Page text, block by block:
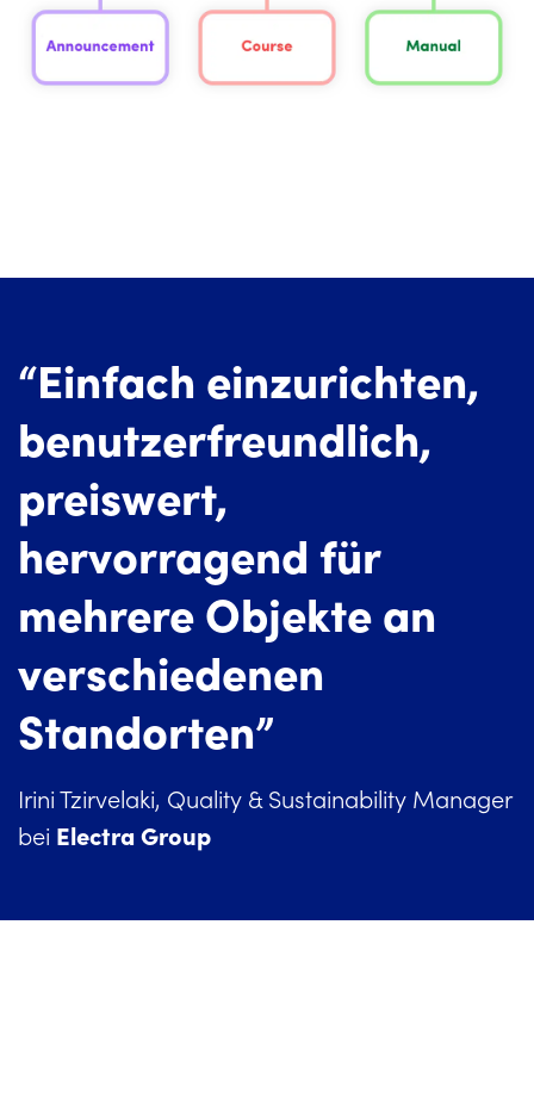
“Einfach einzurichten,
benutzerfreundlich,
preiswert,
hervorragend für
mehrere Objekte an
verschiedenen
Standorten”
Irini Tzirvelaki, Quality & Sustainability Manager
bei Electra Group